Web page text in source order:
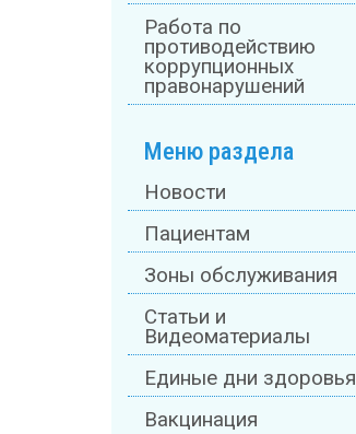
Работа по
противодействию
коррупционных
правонарушений
Меню раздела
Новости
Пациентам
Зоны обслуживания
Статьи и
Видеоматериалы
Единые дни здоровья
Вакцинация